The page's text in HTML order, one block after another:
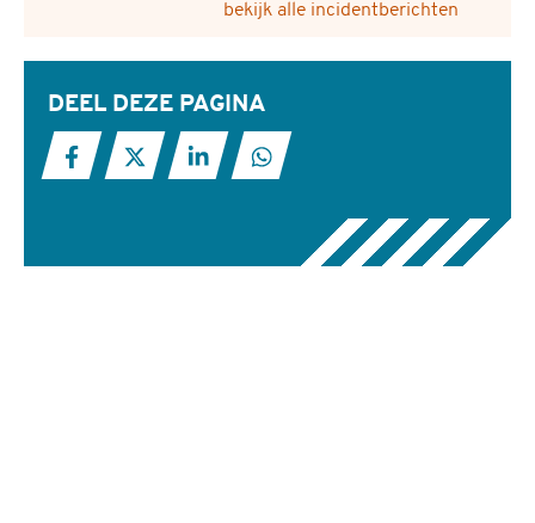
bekijk alle incidentberichten
DEEL DEZE PAGINA
Deel deze pagina op Facebook
Deel deze pagina op X
Deel deze pagina op LinkedIn
Deel deze pagina met